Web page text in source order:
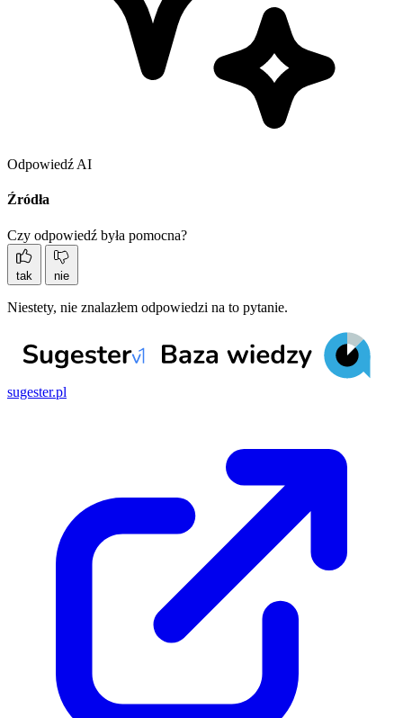
Odpowiedź AI
Źródła
Czy odpowiedź była pomocna?
tak nie
Niestety, nie znalazłem odpowiedzi na to pytanie.
sugester.pl